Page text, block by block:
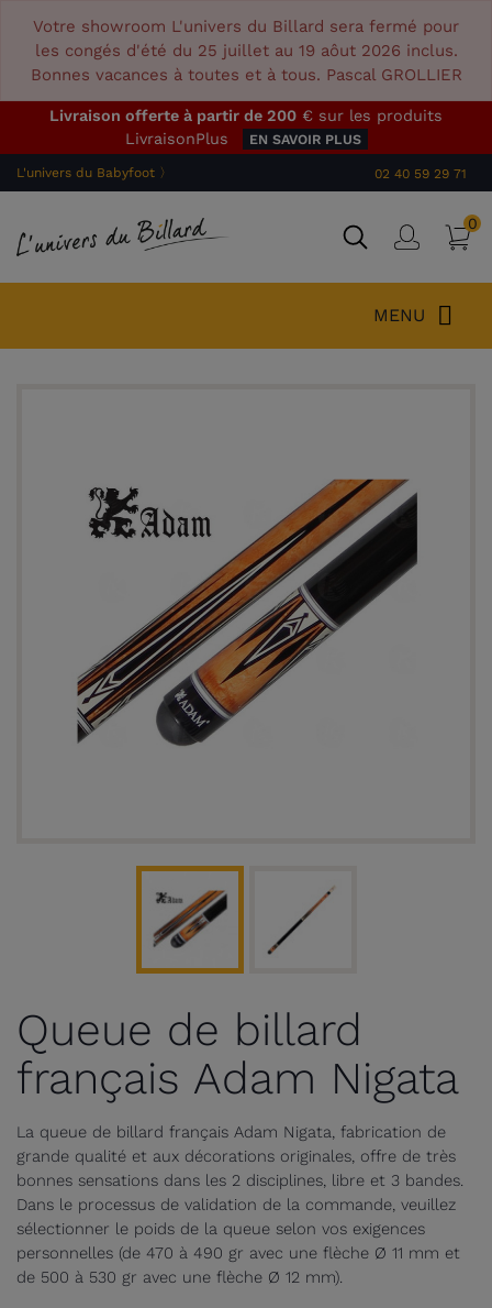
Votre showroom L'univers du Billard sera fermé pour
les congés d'été du 25 juillet au 19 aôut 2026 inclus.
Bonnes vacances à toutes et à tous. Pascal GROLLIER
Livraison offerte à partir de 200 € sur les produits
LivraisonPlus
EN SAVOIR PLUS
L'univers du Babyfoot 〉 02 40 59 29 71
0
MENU
Queue de billard
français Adam Nigata
La queue de billard français Adam Nigata, fabrication de
grande qualité et aux décorations originales, offre de très
bonnes sensations dans les 2 disciplines, libre et 3 bandes.
Dans le processus de validation de la commande, veuillez
sélectionner le poids de la queue selon vos exigences
personnelles (de 470 à 490 gr avec une flèche Ø 11 mm et
de 500 à 530 gr avec une flèche Ø 12 mm).